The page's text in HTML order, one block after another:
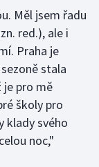
Měl jsem řadu
red.), ale i
Praha je
stala
je pro mě
školy pro
klady svého
noc,"